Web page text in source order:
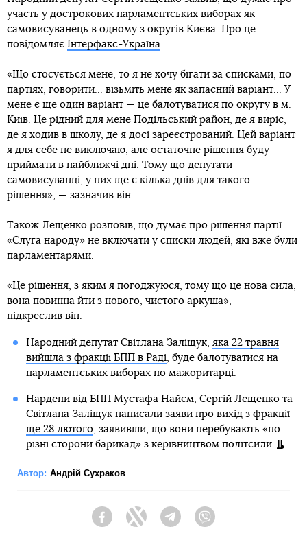
участь у дострокових парламентських виборах як
самовисуванець в одному з округів Києва. Про це
повідомляє Інтерфакс-Україна.
«Що стосується мене, то я не хочу бігати за списками, по
партіях, говорити... візьміть мене як запасний варіант... У
мене є ще один варіант — це балотуватися по округу в м.
Київ. Це рідний для мене Подільський район, де я виріс,
де я ходив в школу, де я досі зареєстрований. Цей варіант
я для себе не виключаю, але остаточне рішення буду
приймати в найближчі дні. Тому що депутати-
самовисуванці, у них ще є кілька днів для такого
рішення», — зазначив він.
Також Лещенко розповів, що думає про рішення партії
«Слуга народу» не включати у списки людей, які вже були
парламентарями.
«Це рішення, з яким я погоджуюся, тому що це нова сила,
вона повинна йти з нового, чистого аркуша», —
підкреслив він.
Народний депутат Світлана Заліщук, яка 22 травня
вийшла з фракції БПП в Раді, буде балотуватися на
парламентських виборах по мажоритарці.
Нардепи від БПП Мустафа Найєм, Сергій Лещенко та
Світлана Заліщук написали заяви про вихід з фракції
ще 28 лютого, заявивши, що вони перебувають «по
різні сторони барикад» з керівництвом політсили.
Автор: Андрій Сухраков
FacebookTwitter Telegram